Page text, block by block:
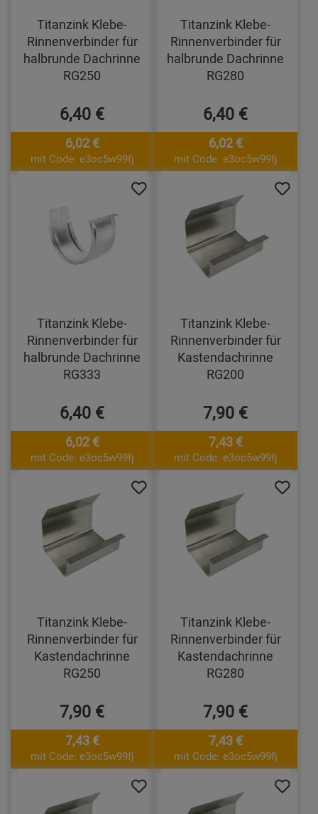
Titanzink Klebe-
Rinnenverbinder für
halbrunde Dachrinne
RG250
6,40 €
6,02 €
mit Code: e3oc5w99fj
Titanzink Klebe-
Rinnenverbinder für
halbrunde Dachrinne
RG280
6,40 €
6,02 €
mit Code: e3oc5w99fj
Titanzink Klebe-
Rinnenverbinder für
halbrunde Dachrinne
RG333
6,40 €
6,02 €
mit Code: e3oc5w99fj
Titanzink Klebe-
Rinnenverbinder für
Kastendachrinne
RG200
7,90 €
7,43 €
mit Code: e3oc5w99fj
Titanzink Klebe-
Rinnenverbinder für
Kastendachrinne
RG250
7,90 €
7,43 €
mit Code: e3oc5w99fj
Titanzink Klebe-
Rinnenverbinder für
Kastendachrinne
RG280
7,90 €
7,43 €
mit Code: e3oc5w99fj